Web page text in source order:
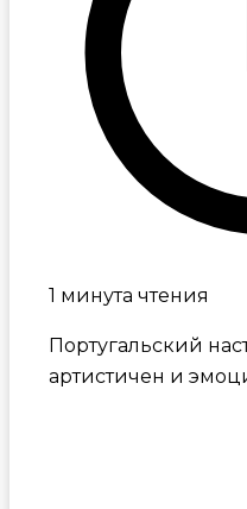
1 минута чтения
Португальский
артистичен и